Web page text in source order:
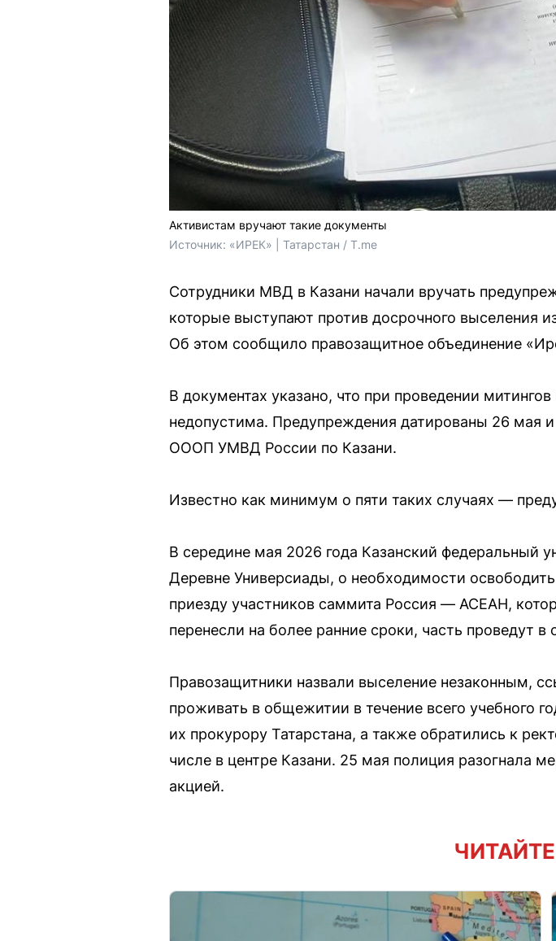
Активистам вручают такие документы
Источник: «ИРЕК» | Татарстан / T.me
Сотрудники МВД в Казани начали вручать
которые выступают против досрочного выселения
Об этом сообщило правозащитное объединение
В документах указано, что при проведении
недопустима. Предупреждения датированы 26 мая
ОООП УМВД России по Казани.
Известно как минимум о пяти таких случаях —
В середине мая 2026 года Казанский федеральный
Деревне Универсиады, о необходимости
приезду участников саммита Россия — АСЕАН,
перенесли на более ранние сроки, часть проведут в
Правозащитники назвали выселение незаконным,
проживать в общежитии в течение всего учебного
их прокурору Татарстана, а также обратились к
числе в центре Казани. 25 мая полиция разогнала
акцией.